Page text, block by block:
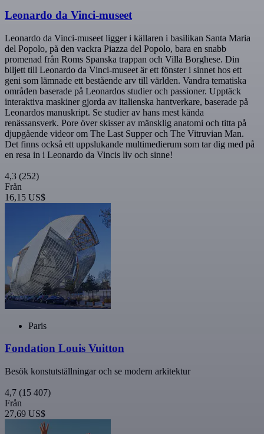
Leonardo da Vinci-museet
Leonardo da Vinci-museet ligger i källaren i basilikan Santa Maria
del Popolo, på den vackra Piazza del Popolo, bara en snabb
promenad från Roms Spanska trappan och Villa Borghese. Din
biljett till Leonardo da Vinci-museet är ett fönster i sinnet hos ett
geni som lämnade ett bestående arv till världen. Vandra tematiska
områden baserade på Leonardos studier och passioner. Upptäck
interaktiva maskiner gjorda av italienska hantverkare, baserade på
Leonardos manuskript. Se studier av hans mest kända
renässansverk. Pore över skisser av mänsklig anatomi och titta på
djupgående videor om The Last Supper och The Vitruvian Man.
Det finns också ett uppslukande multimedierum som tar dig med på
en resa in i Leonardo da Vincis liv och sinne!
4,3 (252)
Från
16,15 US$
Paris
Fondation Louis Vuitton
Besök konstutställningar och se modern arkitektur
4,7 (15 407)
Från
27,69 US$